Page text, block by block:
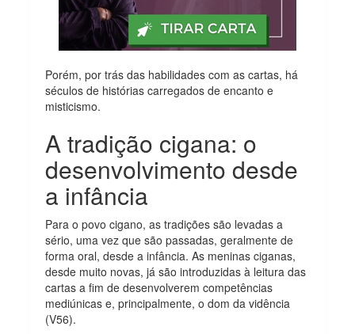
Porém, por trás das habilidades com as cartas, há
séculos de histórias carregados de encanto e
misticismo.
A tradição cigana: o
desenvolvimento desde
a infância
Para o povo cigano, as tradições são levadas a
sério, uma vez que são passadas, geralmente de
forma oral, desde a infância. As meninas ciganas,
desde muito novas, já são introduzidas à leitura das
cartas a fim de desenvolverem competências
mediúnicas e, principalmente, o dom da vidência
(V56).